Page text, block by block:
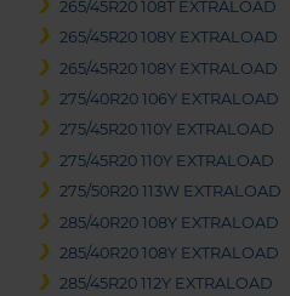
265/45R20 108T EXTRALOAD
265/45R20 108Y EXTRALOAD
265/45R20 108Y EXTRALOAD
275/40R20 106Y EXTRALOAD
275/45R20 110Y EXTRALOAD
275/45R20 110Y EXTRALOAD
275/50R20 113W EXTRALOAD
285/40R20 108Y EXTRALOAD
285/40R20 108Y EXTRALOAD
285/45R20 112Y EXTRALOAD